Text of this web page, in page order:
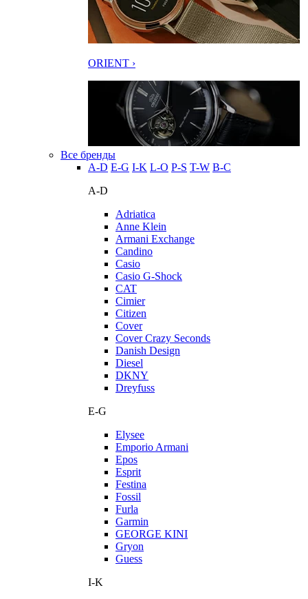
ORIENT ›
Все бренды
A-D E-G I-K L-O P-S T-W В-С
A-D
Adriatica
Anne Klein
Armani Exchange
Candino
Casio
Casio G-Shock
CAT
Cimier
Citizen
Cover
Cover Crazy Seconds
Danish Design
Diesel
DKNY
Dreyfuss
E-G
Elysee
Emporio Armani
Epos
Esprit
Festina
Fossil
Furla
Garmin
GEORGE KINI
Gryon
Guess
I-K